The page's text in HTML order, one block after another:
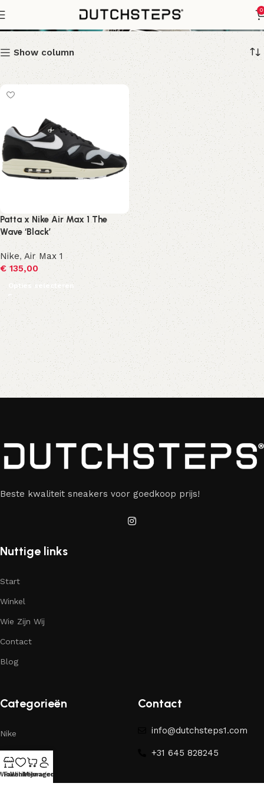
0
Patta x Nike Air Max 1
Show column
Patta x Nike Air Max 1 The
Wave ‘Black’
Nike,Air Max 1
€135,00
Opties selecteren
Beste kwaliteit sneakers voor goedkoop prijs!
Nuttige links
Start
Winkel
Wie Zijn Wij
Contact
Blog
Categorieën
Nike
Yeezy
Contact
info@dutchsteps1.com
+31 645 828245
Favorieten
Winkelwagen
Mijn account